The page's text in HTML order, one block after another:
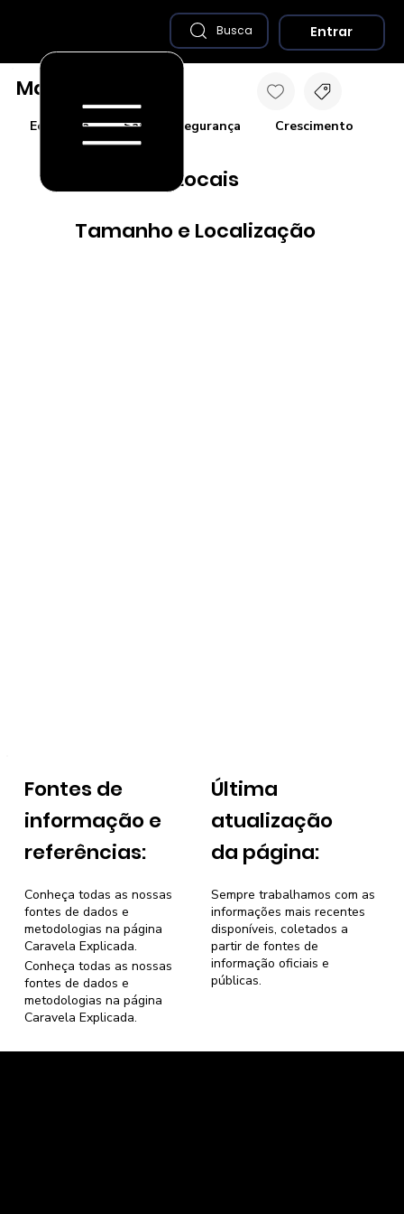
Tamanho e Localização
Destaques Locais
Fontes de
informação e
referências:
Última
atualização
da página:
Sempre trabalhamos com as
informações mais recentes
disponíveis, coletados a
partir de fontes de
informação oficiais e
públicas.
Conheça todas as nossas
fontes de dados e
metodologias na página
Caravela Explicada.
Conheça todas as nossas
fontes de dados e
metodologias na página
Caravela Explicada.
Economia Saúde e Segurança Crescimento
Madalena - CE
Busca Entrar